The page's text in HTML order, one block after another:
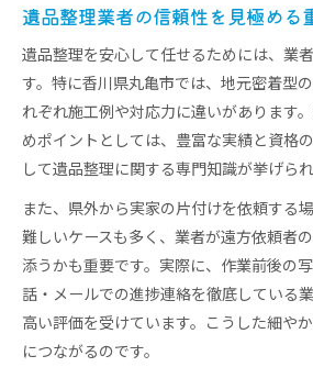
片付け困難な物件の遺品整理
遺品整理作業で役立った現
生前整理を兼ねた遺品整理
実家の片付け依頼で心理的負担
遠方からの遺品整理で不安
実家の片付けで感じる心理的
遺品整理を依頼する際の家
遺品整理業者選びで安心を
実家の片付けをスムーズに
香川県丸亀市における遺品整理の
香川県丸亀市の遺品整理で実
遺品整理業者の信頼性を見極める
遺品整理を安心して任せるためには、業
す。特に香川県丸亀市では、地元密着型
れぞれ施工例や対応力に違いがあります
めポイントとしては、豊富な実績と資格
して遺品整理に関する専門知識が挙げられ
また、県外から実家の片付けを依頼する
難しいケースも多く、業者が遠方依頼者
添うかも重要です。実際に、作業前後の
話・メールでの進捗連絡を徹底している
高い評価を受けています。こうした細や
につながるのです。